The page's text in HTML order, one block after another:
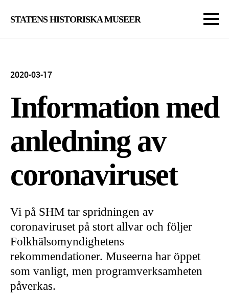
STATENS HISTORISKA MUSEER
2020-03-17
Information med
anledning av
coronavirus­et
Vi på SHM tar spridningen av
coronaviruset på stort allvar och följer
Folkhälsomyndighetens
rekommendationer. Museerna har öppet
som vanligt, men programverksamheten
påverkas.